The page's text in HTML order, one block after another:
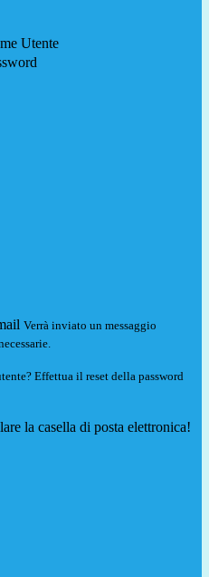
Utente
Verrà inviato un messaggio
Effettua il reset della password
la casella di posta elettronica!